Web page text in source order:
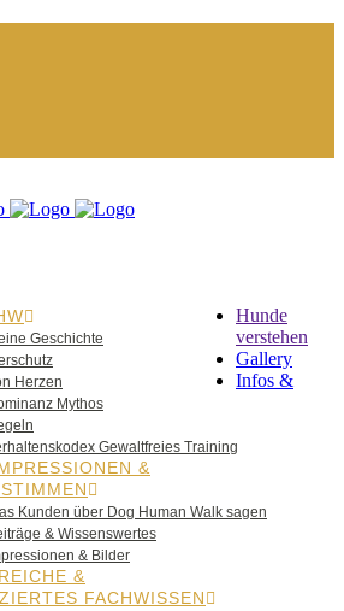
Geschichte
Herzen
Mythos
Gewaltfreies Training
&
Kunden über Dog Human Walk sagen
& Wissenswertes
& Bilder
&
FACHWISSEN
Hunde
verstehen
Gallery
Infos &